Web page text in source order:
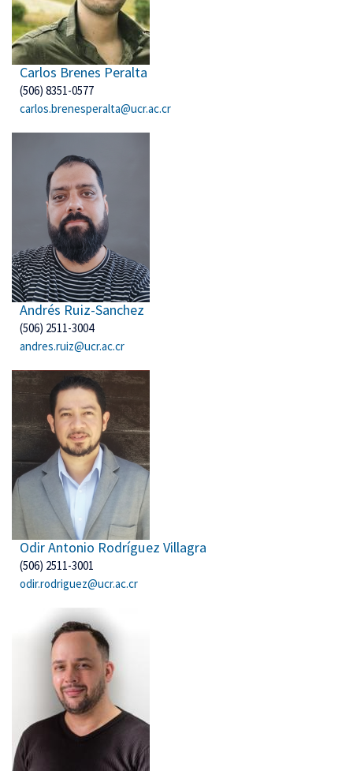
Carlos Brenes Peralta
(506) 8351-0577
carlos.brenesperalta@ucr.ac.cr
Andrés Ruiz-Sanchez
(506) 2511-3004
andres.ruiz@ucr.ac.cr
Odir Antonio Rodríguez Villagra
(506) 2511-3001
odir.rodriguez@ucr.ac.cr